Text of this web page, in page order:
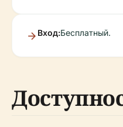
Вход:Бесплатный.